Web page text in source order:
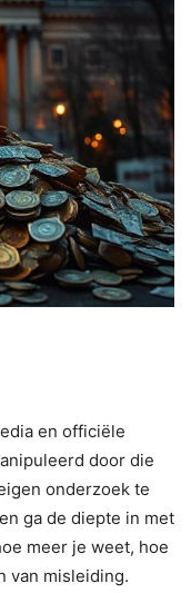
en officiële
door die
onderzoek te
ga de diepte in met
meer je weet, hoe
van misleiding.